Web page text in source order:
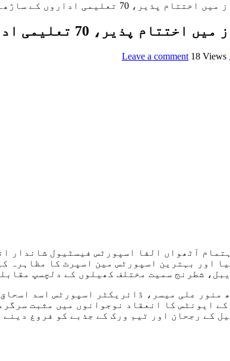
کے ساڑھے سات ہزار طلبہ کی شرکت
کے ساڑھے سات ہزار طلبہ کی شرکت
Leave a comment 18 Views
شطرنج سمیت مختلف کھیلوں کے دلچسپ
علی میسر، ڈائریکٹر اسپورٹس اسد
ایونٹس کا انعقاد نوجوانوں میں مثبت
کے رجحان اور ٹیم ورک کے جذبے کو فروغ